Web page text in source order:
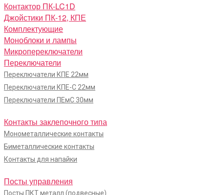
Контактор ПК-LC1D
Джойстики ПК-12, КПЕ
Комплектующие
Моноблоки и лампы
Микропереключатели
Переключатели
Переключатели КПЕ 22мм
Переключатели КПЕ-С 22мм
Переключатели ПЕмС 30мм
Контакты заклепочного типа
Монометаллические контакты
Биметаллические контакты
Контакты для напайки
Посты управления
Посты ПКТ металл (подвесные)